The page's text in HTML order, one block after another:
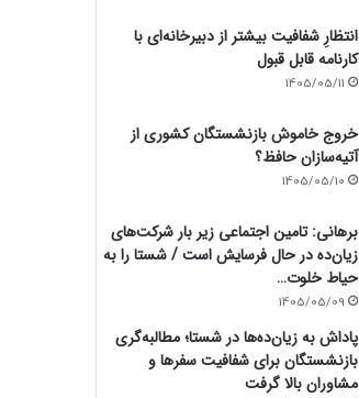
انتظارِ شفافیت بیشتر از دبیرخانه‌ای با
کارنامه قابل قبول
1405/05/11
خروج خاموش بازنشستگان کشوری از
آتیه‌سازان حافظ؟
1405/05/10
برهانی: تامین اجتماعی زیر بار شرکت‌های
زیان‌ده در حال فرسایش است / شستا را به
حیاط خلوت…
1405/05/09
پاداش به زیان‌ده‌ها در شستا؛ مطالبه‌گری
بازنشستگان برای شفافیت سفرها و
مشاوران بالا گرفت